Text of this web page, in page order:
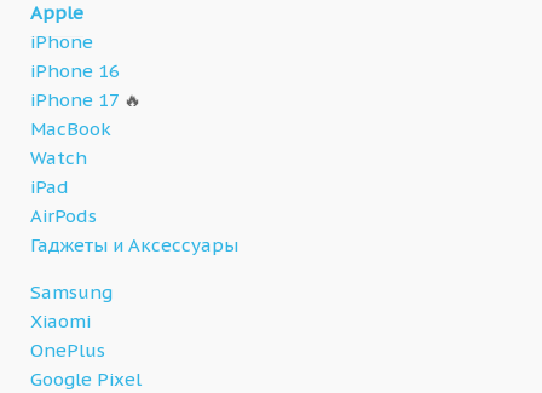
Apple
iPhone
iPhone 16
iPhone 17 🔥
MacBook
Watch
iPad
AirPods
Гаджеты и Аксессуары
Samsung
Xiaomi
OnePlus
Google Pixel